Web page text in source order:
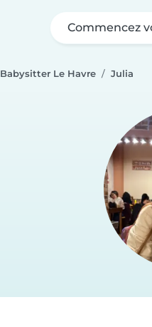
Commencez
Babysitter Le Havre Julia